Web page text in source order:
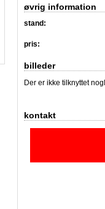
øvrig information
stand:
pris:
billeder
Der er ikke tilknyttet
kontakt